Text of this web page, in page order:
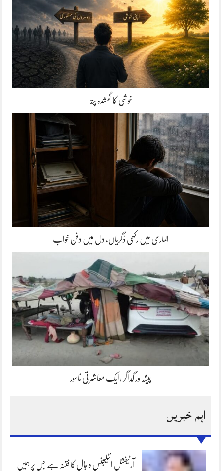
خوشی کا گمشدہ پتہ
الماری میں رکھی ڈگریاں، دل میں دفن خواب
پیشہ ور گداگر ،ایک معاشرتی ناسور
اہم خبریں
آرٹیفشل انٹلیجنس دجال کا فتنہ ہے جس پر ہمیں